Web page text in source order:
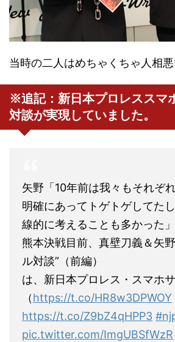
当時の二人はめちゃくちゃ人相
※追記：新日本プロレススマ
対談が実現していました。
矢野「10年前は我々もそれぞ
明確にあってトゲトゲしてた
線的に考えることも多かった」
熊本決戦目前、真壁刀義＆矢
ル対談”（前編）
は、新日本プロレス・スマホ
（https://t.co/HR8w3DPWOY
https://t.co/Z9bZ4qHPP3
pic.twitter.com/ImgUBSfWzR